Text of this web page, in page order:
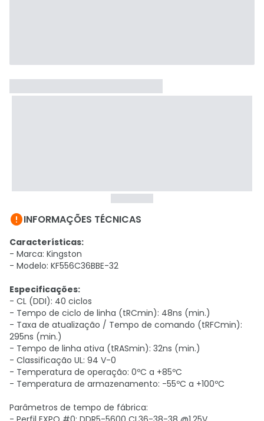
INFORMAÇÕES TÉCNICAS
Características:
- Marca: Kingston
- Modelo: KF556C36BBE-32
Especificações:
- CL (DDI): 40 ciclos
- Tempo de ciclo de linha (tRCmin): 48ns (min.)
- Taxa de atualização / Tempo de comando (tRFCmin):
295ns (min.)
- Tempo de linha ativa (tRASmin): 32ns (min.)
- Classificação UL: 94 V-0
- Temperatura de operação: 0ºC a +85ºC
- Temperatura de armazenamento: -55ºC a +100ºC
Parâmetros de tempo de fábrica: